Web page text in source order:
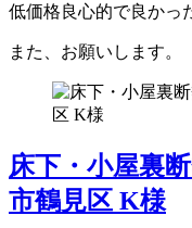
低価格良心的で良かっ
また、お願いします。
床下・小屋裏
市鶴見区 K様